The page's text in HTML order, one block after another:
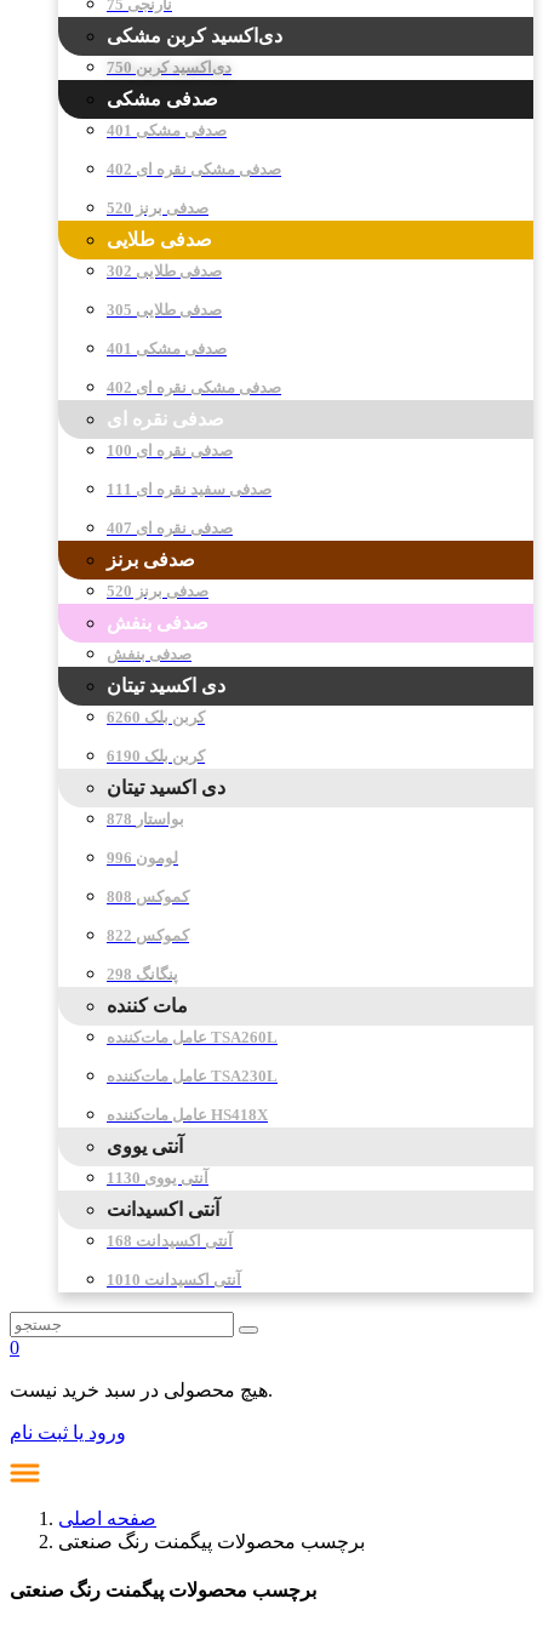
نارنجی 75
دی‌اکسید کربن مشکی
دی‌اکسید کربن 750
صدفی مشکی
صدفی مشکی 401
صدفی مشکی نقره ای 402
صدفی برنز 520
صدفی طلایی
صدفی طلایی 302
صدفی طلایی 305
صدفی مشکی 401
صدفی مشکی نقره ای 402
صدفی نقره ای
صدفی نقره ای 100
صدفی سفید نقره ای 111
صدفی نقره ای 407
صدفی برنز
صدفی برنز 520
صدفی بنفش
صدفی بنفش
دی اکسید تیتان
کربن بلک 6260
کربن بلک 6190
دی اکسید تیتان
878 بواستار
996 لومون
808 کموکس
822 کموکس
298 پنگانگ
مات کننده
عامل مات‌کننده TSA260L
عامل مات‌کننده TSA230L
عامل مات‌کننده HS418X
آنتی یووی
آنتی یووی 1130
آنتی اکسیدانت
آنتی اکسیدانت 168
آنتی اکسیدانت 1010
0
هیچ محصولی در سبد خرید نیست.
ورود یا ثبت نام
صفحه اصلی
برچسب محصولات پیگمنت رنگ صنعتی
برچسب محصولات پیگمنت رنگ صنعتی